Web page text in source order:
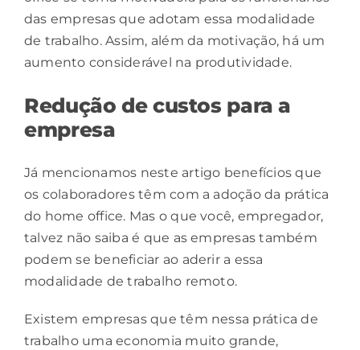
das empresas que adotam essa modalidade
de trabalho. Assim, além da motivação, há um
aumento considerável na produtividade.
Redução de custos para a
empresa
Já mencionamos neste artigo benefícios que
os colaboradores têm com a adoção da prática
do home office. Mas o que você, empregador,
talvez não saiba é que as empresas também
podem se beneficiar ao aderir a essa
modalidade de trabalho remoto.
Existem empresas que têm nessa prática de
trabalho uma economia muito grande,